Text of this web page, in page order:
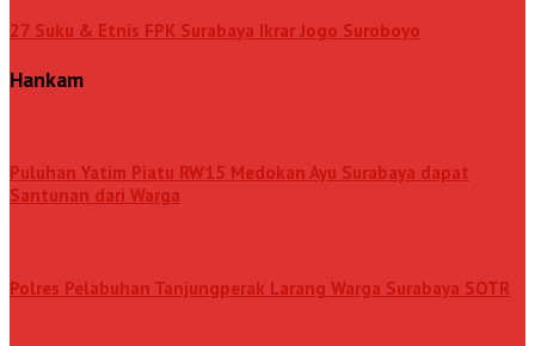
27 Suku & Etnis FPK Surabaya Ikrar Jogo Suroboyo
Hankam
Puluhan Yatim Piatu RW15 Medokan Ayu Surabaya dapat
Santunan dari Warga
Polres Pelabuhan Tanjungperak Larang Warga Surabaya SOTR